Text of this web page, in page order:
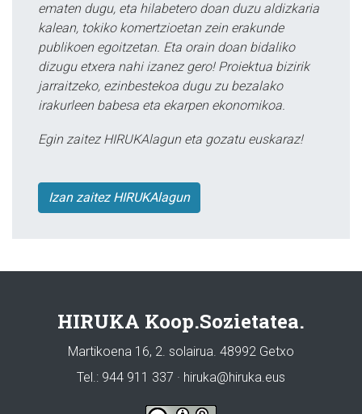
ematen dugu, eta hilabetero doan duzu aldizkaria
kalean, tokiko komertzioetan zein erakunde
publikoen egoitzetan. Eta orain doan bidaliko
dizugu etxera nahi izanez gero! Proiektua bizirik
jarraitzeko, ezinbestekoa dugu zu bezalako
irakurleen babesa eta ekarpen ekonomikoa.
Egin zaitez HIRUKAlagun eta gozatu euskaraz!
Izan zaitez HIRUKAlagun
HIRUKA Koop.Sozietatea.
Martikoena 16, 2. solairua. 48992 Getxo
Tel.: 944 911 337 · hiruka@hiruka.eus